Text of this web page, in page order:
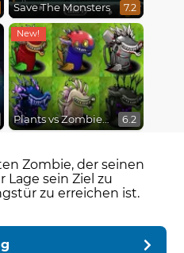
Save The Monsters 7.2
Plants vs Zombies Fusion Mode 6.2
Zombie, der seinen
Lage sein Ziel zu
zu erreichen ist.